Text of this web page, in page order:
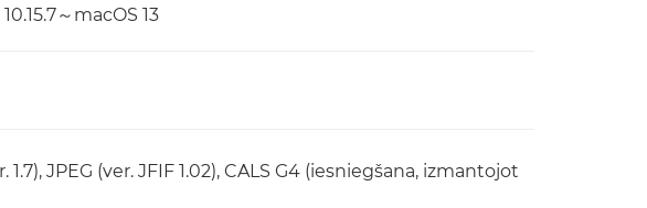
～macOS 13
1.7), JPEG (ver. JFIF 1.02), CALS G4 (iesniegšana, izmantojot